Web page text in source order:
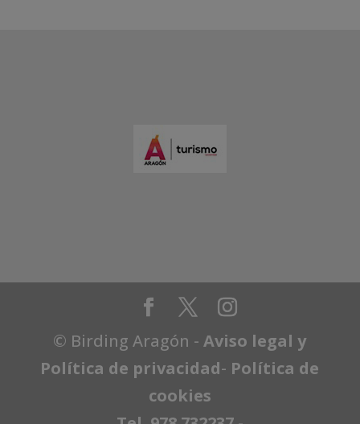
© Birding Aragón -Aviso legal y
Política de privacidad- Política de
cookies